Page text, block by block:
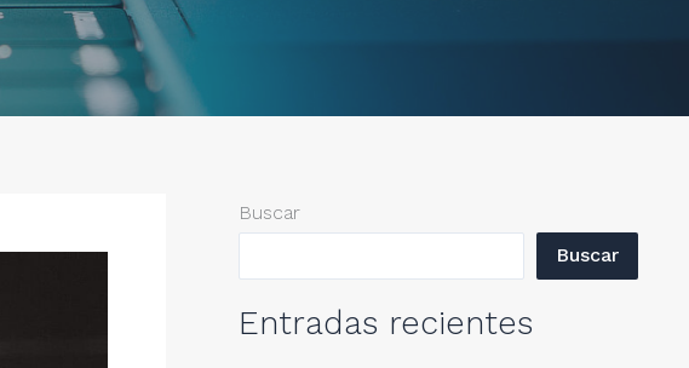
Buscar
Buscar
Entradas recientes